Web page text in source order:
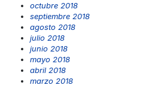
octubre 2018
septiembre 2018
agosto 2018
julio 2018
junio 2018
mayo 2018
abril 2018
marzo 2018